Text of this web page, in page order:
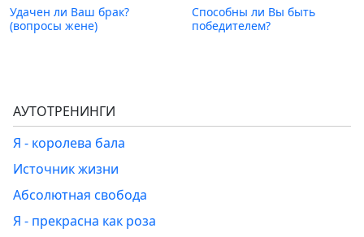
Удачен ли Ваш брак?
(вопросы жене)
Способны ли Вы быть
победителем?
АУТОТРЕНИНГИ
Я - королева бала
Источник жизни
Абсолютная свобода
Я - прекрасна как роза